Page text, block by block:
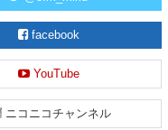
facebook
YouTube
ニコニコチャンネル